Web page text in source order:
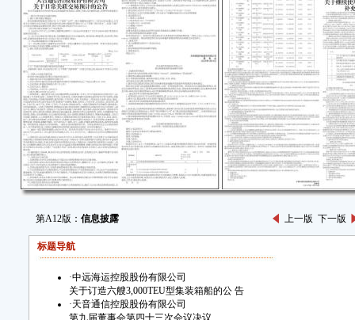
第A12版： 信息披露 上一版 下一版
标题导航
·中远海运控股股份有限公司
关于订造六艘3,000TEU型集装箱船的公 告
·天音通信控股股份有限公司
第九届董事会第四十三次会议决议